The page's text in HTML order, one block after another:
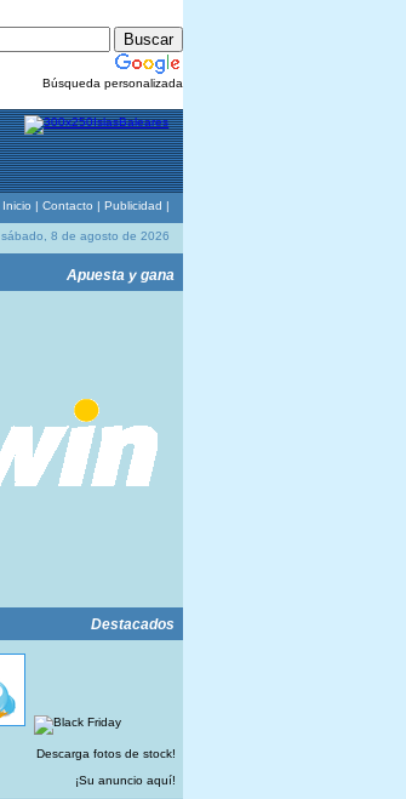
Búsqueda personalizada
Inicio |Contacto |Publicidad |
sábado, 8 de agosto de 2026
Apuesta y gana
Destacados
Descarga fotos de stock!
¡Su anuncio aquí!